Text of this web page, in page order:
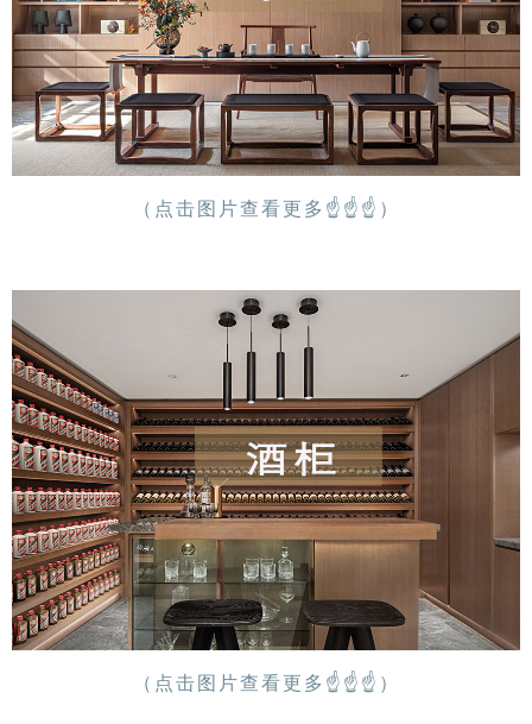
（点击图片查看更多 ☝ ☝ ☝ ）
（点击图片查看更多 ☝ ☝ ☝ ）